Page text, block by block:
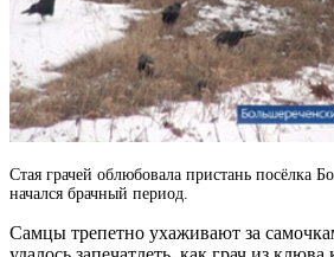
Стая грачей облюбовала пристань посёлка
начался брачный период.
Самцы трепетно ухаживают за